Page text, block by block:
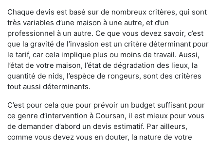
Chaque devis est basé sur de nombreux critères, qui sont
très variables d’une maison à une autre, et d’un
professionnel à un autre. Ce que vous devez savoir, c’est
que la gravité de l’invasion est un critère déterminant pour
le tarif, car cela implique plus ou moins de travail. Aussi,
l’état de votre maison, l’état de dégradation des lieux, la
quantité de nids, l’espèce de rongeurs, sont des critères
tout aussi déterminants.
C’est pour cela que pour prévoir un budget suffisant pour
ce genre d’intervention à Coursan, il est mieux pour vous
de demander d’abord un devis estimatif. Par ailleurs,
comme vous devez vous en douter, la nature de votre